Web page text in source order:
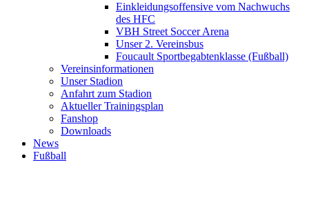
Einkleidungsoffensive vom Nachwuchs
des HFC
VBH Street Soccer Arena
Unser 2. Vereinsbus
Foucault Sportbegabtenklasse (Fußball)
Vereinsinformationen
Unser Stadion
Anfahrt zum Stadion
Aktueller Trainingsplan
Fanshop
Downloads
News
Fußball